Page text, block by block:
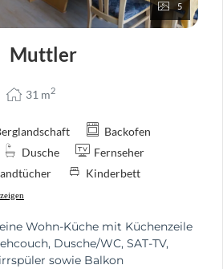
5
Muttler
31 m2
Backofen
Dusche
Fernseher
Kinderbett
Wohn-Küche mit Küchenzeile
Dusche/WC, SAT-TV,
sowie Balkon